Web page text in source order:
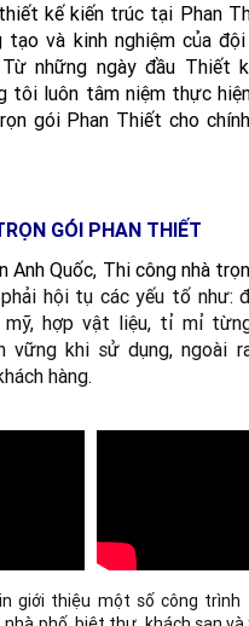
thiết kế kiến trúc tại Phan
và kinh nghiệm của
những ngày đầu Thiết
tôi luôn tâm niệm thực
gói Phan Thiết cho
GÓI PHAN THIẾT
Anh Quốc, Thi công nhà
hội tụ các yếu tố như:
mỹ, hợp vật liệu, tỉ mỉ
vững khi sử dụng, ngoài
hàng.
giới thiệu một số công trình